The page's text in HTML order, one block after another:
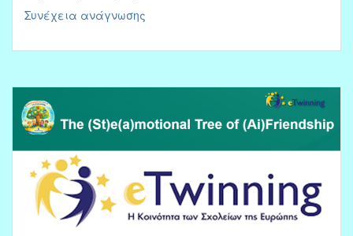
Συνέχεια ανάγνωσης
15,
Καλοκαίρι